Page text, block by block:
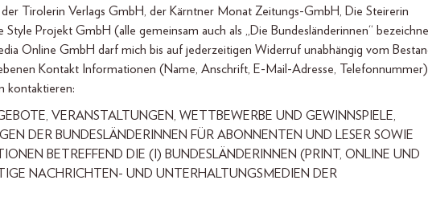
Tirolerin Verlags GmbH, der Kärntner Monat Zeitungs-GmbH, Die Steirerin
Projekt GmbH (alle gemeinsam auch als „Die Bundesländerinnen“
Online GmbH darf mich bis auf jederzeitigen Widerruf unabhängig vom
Kontakt Informationen (Name, Anschrift, E-Mail-Adresse, Telefonnummer)
kontaktieren:
VERANSTALTUNGEN, WETTBEWERBE UND GEWINNSPIELE,
DER BUNDESLÄNDERINNEN FÜR ABONNENTEN UND LESER SOWIE
BETREFFEND DIE (I) BUNDESLÄNDERINNEN (PRINT, ONLINE UND
NACHRICHTEN- UND UNTERHALTUNGSMEDIEN DER